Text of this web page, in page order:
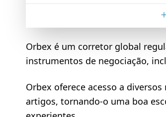
Orbex é um corretor global
instrumentos de negociação,
Orbex oferece acesso a
artigos, tornando-o uma boa